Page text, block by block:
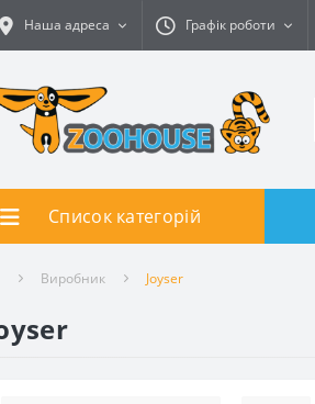
Наша адреса Графік роботи
Список категорій
Виробник Joyser